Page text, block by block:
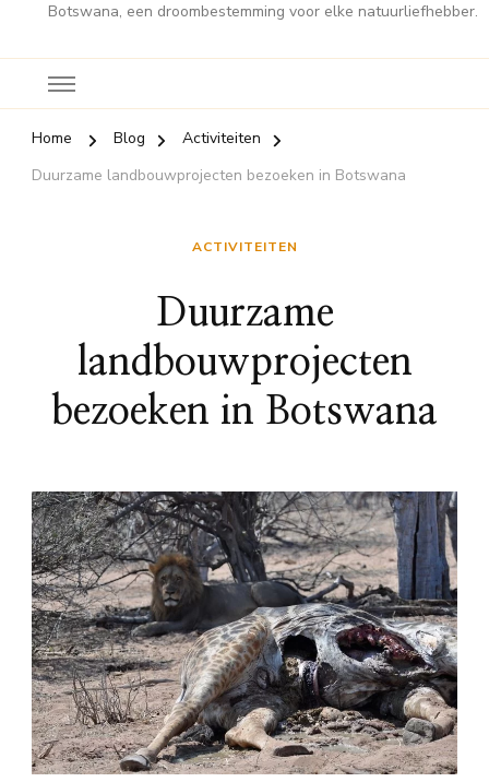
Botswana, een droombestemming voor elke natuurliefhebber.
Home Blog
Activiteiten
Duurzame landbouwprojecten bezoeken in Botswana
ACTIVITEITEN
Duurzame
landbouwprojecten
bezoeken in Botswana